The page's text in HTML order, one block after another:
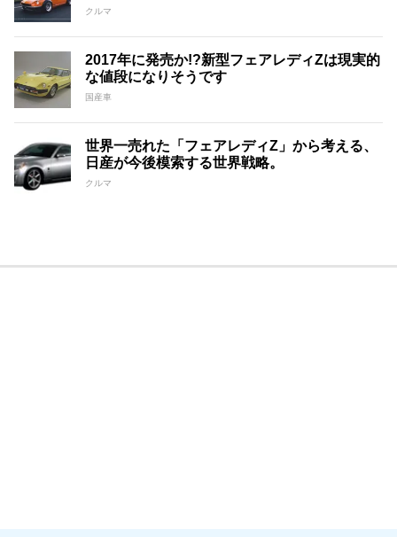
クルマ
2017年に発売か!?新型フェアレディZは現実的
な値段になりそうです
国産車
世界一売れた「フェアレディZ」から考える、
日産が今後模索する世界戦略。
クルマ